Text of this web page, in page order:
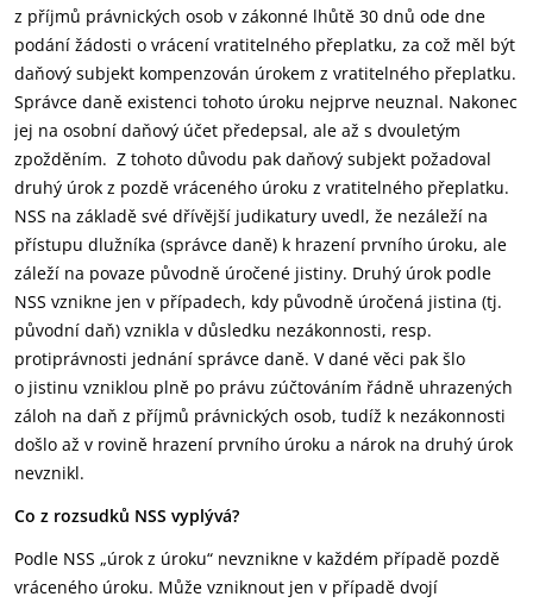
z příjmů právnických osob v zákonné lhůtě 30 dnů ode dne
podání žádosti o vrácení vratitelného přeplatku, za což měl být
daňový subjekt kompenzován úrokem z vratitelného přeplatku.
Správce daně existenci tohoto úroku nejprve neuznal. Nakonec
jej na osobní daňový účet předepsal, ale až s dvouletým
zpožděním. Z tohoto důvodu pak daňový subjekt požadoval
druhý úrok z pozdě vráceného úroku z vratitelného přeplatku.
NSS na základě své dřívější judikatury uvedl, že nezáleží na
přístupu dlužníka (správce daně) k hrazení prvního úroku, ale
záleží na povaze původně úročené jistiny. Druhý úrok podle
NSS vznikne jen v případech, kdy původně úročená jistina (tj.
původní daň) vznikla v důsledku nezákonnosti, resp.
protiprávnosti jednání správce daně. V dané věci pak šlo
o jistinu vzniklou plně po právu zúčtováním řádně uhrazených
záloh na daň z příjmů právnických osob, tudíž k nezákonnosti
došlo až v rovině hrazení prvního úroku a nárok na druhý úrok
nevznikl.
Co z rozsudků NSS vyplývá?
Podle NSS „úrok z úroku“ nevznikne v každém případě pozdě
vráceného úroku. Může vzniknout jen v případě dvojí